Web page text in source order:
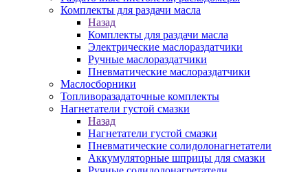
Комплекты для раздачи масла
Назад
Комплекты для раздачи масла
Электрические маслораздатчики
Ручные маслораздатчики
Пневматические маслораздатчики
Маслосборники
Топливоразадаточные комплекты
Нагнетатели густой смазки
Назад
Нагнетатели густой смазки
Пневматические солидолонагнетатели
Аккумуляторные шприцы для смазки